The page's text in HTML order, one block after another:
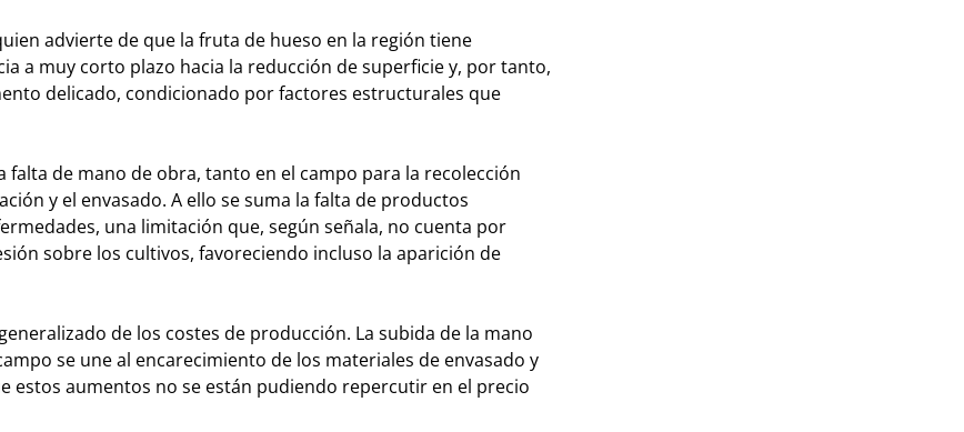
advierte de que la fruta de hueso en la región tiene
a muy corto plazo hacia la reducción de superficie y, por tanto,
delicado, condicionado por factores estructurales que
de mano de obra, tanto en el campo para la recolección
y el envasado. A ello se suma la falta de productos
una limitación que, según señala, no cuenta por
sobre los cultivos, favoreciendo incluso la aparición de
de los costes de producción. La subida de la mano
se une al encarecimiento de los materiales de envasado y
estos aumentos no se están pudiendo repercutir en el precio